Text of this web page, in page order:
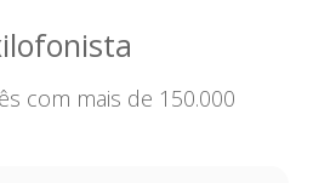
com mais de 150.000